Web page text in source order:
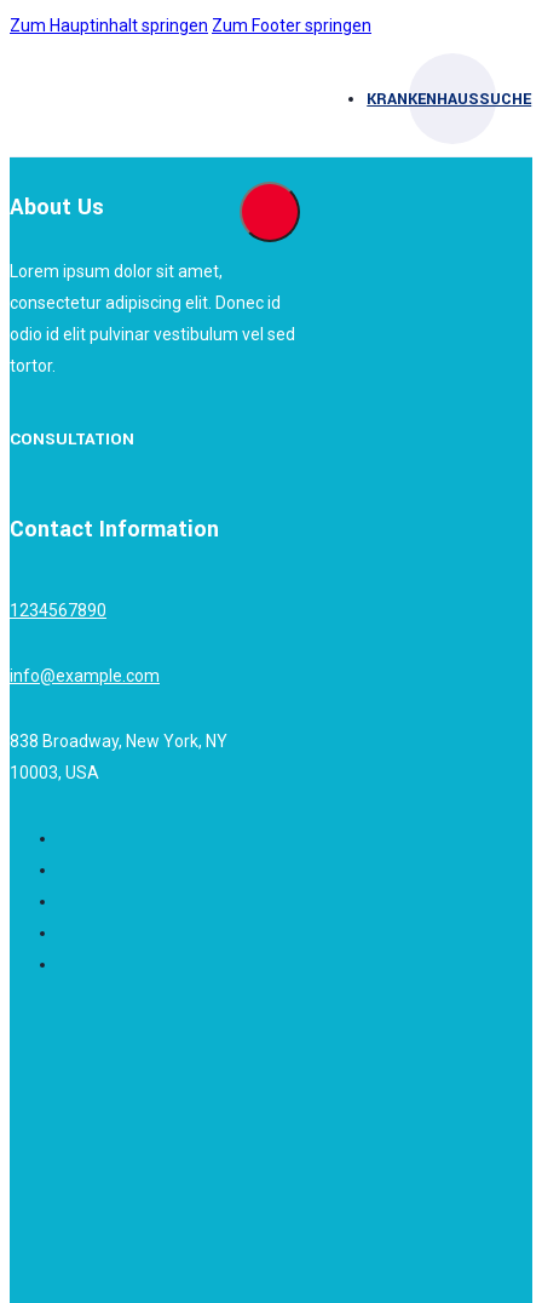
Zum Hauptinhalt springen Zum Footer springen
KRANKENHAUSSUCHE
About Us
Lorem ipsum dolor sit amet,
consectetur adipiscing elit. Donec id
odio id elit pulvinar vestibulum vel sed
tortor.
CONSULTATION
Contact Information
1234567890
info@example.com
838 Broadway, New York, NY
10003, USA